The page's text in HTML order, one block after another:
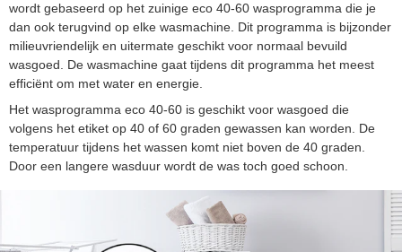
wordt gebaseerd op het zuinige eco 40-60 wasprogramma die je
dan ook terugvind op elke wasmachine. Dit programma is bijzonder
milieuvriendelijk en uitermate geschikt voor normaal bevuild
wasgoed. De wasmachine gaat tijdens dit programma het meest
efficiënt om met water en energie.
Het wasprogramma eco 40-60 is geschikt voor wasgoed die
volgens het etiket op 40 of 60 graden gewassen kan worden. De
temperatuur tijdens het wassen komt niet boven de 40 graden.
Door een langere wasduur wordt de was toch goed schoon.